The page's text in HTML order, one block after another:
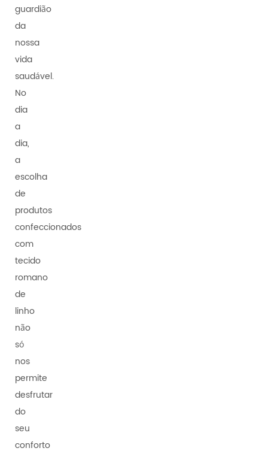
guardião
da
nossa
vida
saudável.
No
dia
a
dia,
a
escolha
de
produtos
confeccionados
com
tecido
romano
de
linho
não
só
nos
permite
desfrutar
do
seu
conforto